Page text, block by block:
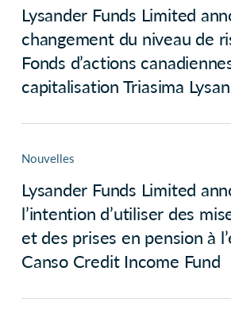
Lysander Funds Limited
changement du niveau de
Fonds d’actions
capitalisation Triasima
Nouvelles
Lysander Funds Limited
l’intention d’utiliser des
et des prises en pension à
Canso Credit Income Fund